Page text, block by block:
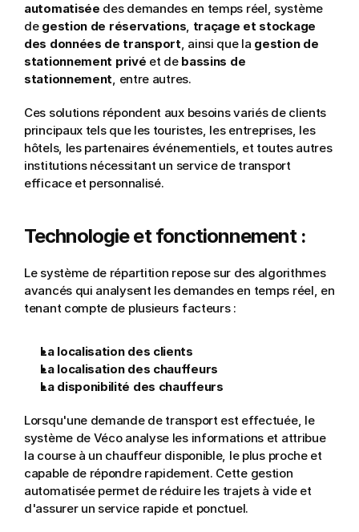
automatisée des demandes en temps réel, système
de gestion de réservations, traçage et stockage
des données de transport, ainsi que la gestion de
stationnement privé et de bassins de
stationnement, entre autres.
Ces solutions répondent aux besoins variés de clients
principaux tels que les touristes, les entreprises, les
hôtels, les partenaires événementiels, et toutes autres
institutions nécessitant un service de transport
efficace et personnalisé.
Technologie et fonctionnement :
Le système de répartition repose sur des algorithmes
avancés qui analysent les demandes en temps réel, en
tenant compte de plusieurs facteurs :
La localisation des clients
La localisation des chauffeurs
La disponibilité des chauffeurs
Lorsqu'une demande de transport est effectuée, le
système de Véco analyse les informations et attribue
la course à un chauffeur disponible, le plus proche et
capable de répondre rapidement. Cette gestion
automatisée permet de réduire les trajets à vide et
d'assurer un service rapide et ponctuel.